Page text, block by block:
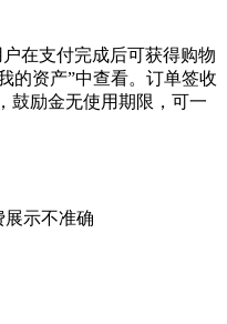
在支付完成后可获得购物
的资产”中查看。订单签收
鼓励金无使用期限，可一
示不准确